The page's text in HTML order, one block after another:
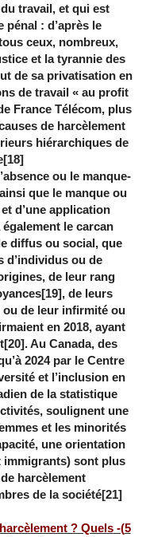
travail, et qui est
: d’après le
ceux, nombreux,
et la tyrannie des
de sa privatisation en
de travail « au profit
France Télécom, plus
de harcèlement
hiérarchiques de
[18]
ou le manque
que le manque ou
d’une application
le carcan
diffus ou social, que
d’individus ou de
de leur rang
[19], de leurs
de leur infirmité ou
en 2018, ayant
[20]. Au Canada, des
2024 par le Centre
et l’inclusion en
de la statistique
soulignent une
et les minorités
une orientation
immigrants) sont plus
harcèlement
de la société[21]
harcèlement ? Quels